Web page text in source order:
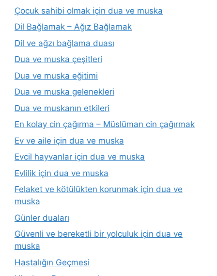
Çocuk sahibi olmak için dua ve muska
Dil Bağlamak – Ağız Bağlamak
Dil ve ağzı bağlama duası
Dua ve muska çeşitleri
Dua ve muska eğitimi
Dua ve muska gelenekleri
Dua ve muskanın etkileri
En kolay cin çağırma – Müslüman cin çağırmak
Ev ve aile için dua ve muska
Evcil hayvanlar için dua ve muska
Evlilik için dua ve muska
Felaket ve kötülükten korunmak için dua ve
muska
Günler duaları
Güvenli ve bereketli bir yolculuk için dua ve
muska
Hastalığın Geçmesi